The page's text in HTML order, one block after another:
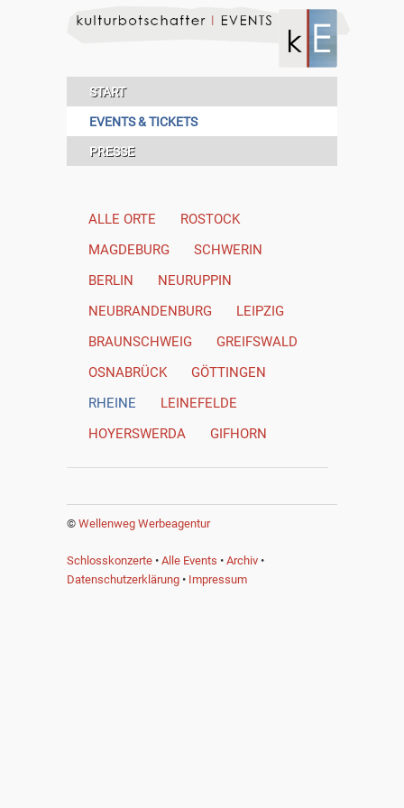
START
EVENTS & TICKETS
PRESSE
ALLE ORTE
ROSTOCK
MAGDEBURG
SCHWERIN
BERLIN
NEURUPPIN
NEUBRANDENBURG
LEIPZIG
BRAUNSCHWEIG
GREIFSWALD
OSNABRÜCK
GÖTTINGEN
RHEINE
LEINEFELDE
HOYERSWERDA
GIFHORN
© Wellenweg Werbeagentur
Schlosskonzerte • Alle Events • Archiv •
Datenschutzerklärung • Impressum